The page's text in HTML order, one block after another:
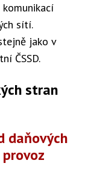
sítí.
jako v
ČSSD.
stran
daňových